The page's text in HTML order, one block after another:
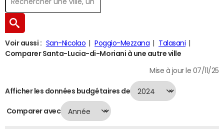
Voir aussi : San-Nicolao Poggio-Mezzana
Talasani
Comparer Santa-Lucia-di-Moriani à une autre ville
Mise à jour le 07/11/25
Afficher les données budgétaires de
Comparer avec